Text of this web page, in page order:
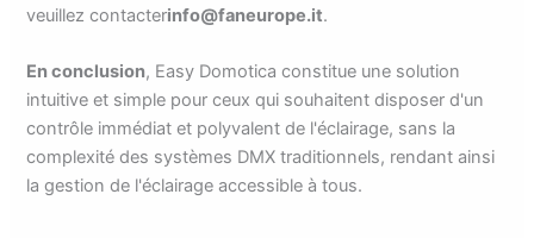
veuillez contacterinfo@faneurope.it.
En conclusion, Easy Domotica constitue une solution
intuitive et simple pour ceux qui souhaitent disposer d'un
contrôle immédiat et polyvalent de l'éclairage, sans la
complexité des systèmes DMX traditionnels, rendant ainsi
la gestion de l'éclairage accessible à tous.